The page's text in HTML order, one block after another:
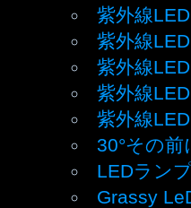
紫外線
紫外線
紫外線
紫外線
紫外線
30°その前
LEDラン
Grassy